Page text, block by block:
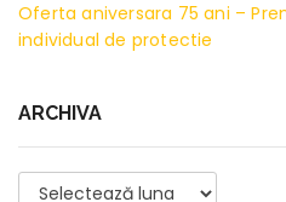
Oferta aniversara 75 ani –
individual de protectie
ARCHIVA
Archiva